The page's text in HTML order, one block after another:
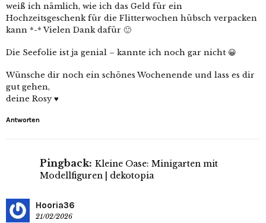
weiß ich nämlich, wie ich das Geld für ein
Hochzeitsgeschenk für die Flitterwochen hübsch verpacken
kann *-* Vielen Dank dafür 🙂
Die Seefolie ist ja genial – kannte ich noch gar nicht 😀
Wünsche dir noch ein schönes Wochenende und lass es dir
gut gehen,
deine Rosy ♥
Antworten
Pingback: Kleine Oase: Minigarten mit
Modellfiguren | dekotopia
Hooria36
21/02/2026